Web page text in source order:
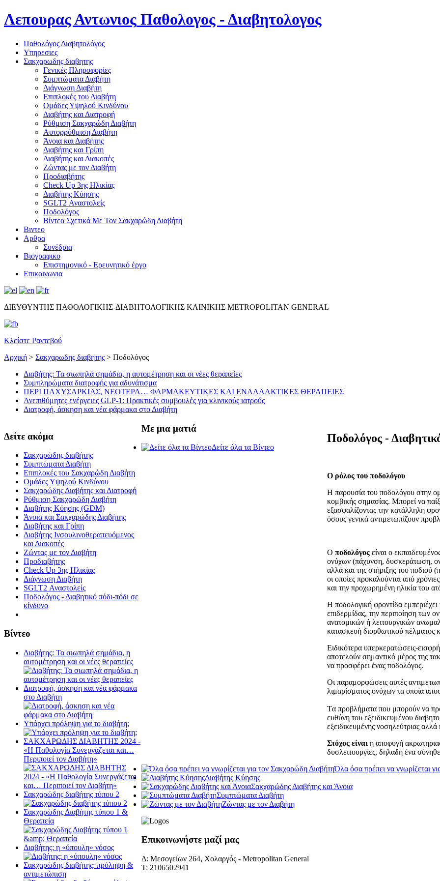
Λεπουρας Αντωνιος Παθολογος - Διαβητολογος
Παθολόγος Διαβητολόγος
Υπηρεσιες
Σακχαρωδης διαβητης
Γενικές Πληροφορίες
Συμπτώματα Διαβήτη
Διάγνωση Διαβήτη
Επιπλοκές του Διαβήτη
Oμάδες Υψηλού Κινδύνου
Διαβήτης και Διατροφή
Ρύθμιση Σακχαρώδη Διαβήτη
Αυτορρύθμιση Διαβήτη
Άνοια και Διαβήτης
Διαβήτης και Γρίπη
Διαβήτης και Διακοπές
Ζώντας με τον Διαβήτη
Προδιαβήτης
Check Up 3ης Ηλικίας
Διαβήτης Κύησης
SGLT2 Αναστολείς
Ποδολόγος
Βίντεο Σχετικά Με Τον Σακχαρώδη Διαβήτη
Βιντεο
Αρθρα
Συνέδρια
Βιογραφικο
Επιστημονικό - Ερευνητικό έργο
Επικοινωνια
ΔΙΕΥΘΥΝΤΗΣ ΠΑΘΟΛΟΓΙΚΗΣ-ΔΙΑΒΗΤΟΛΟΓΙΚΗΣ ΚΛΙΝΙΚΗΣ METROPOLITAN GENERAL
Κλείστε Ραντεβού
Αρχική > Σακχαρωδης διαβητης > Ποδολόγος
Διαβήτης: Τα σιωπηλά σημάδια, η αυτομέτρηση και οι νέες θεραπείες
Συμπληρώματα διατροφής για αδυνάτισμα
ΠΕΡΙ ΠΑΧΥΣΑΡΚΙΑΣ, ΝΕΟΤΕΡΑ… ΦΑΡΜΑΚΕΥΤΙΚΕΣ ΚΑΙ ΕΝΑΛΛΑΚΤΙΚΕΣ ΘΕΡΑΠΕΙΕΣ
Ανεπιθύμητες ενέργειες GLP-1: Πρακτικές συμβουλές για κλινικούς ιατρούς
Διατροφή, άσκηση και νέα φάρμακα στο Διαβήτη
Ποδολόγος -
O ρόλος του ποδολόγου
Η παρουσία του ποδολόγου στην
κομβικής σημασίας. Μπορεί να
εξασφαλίζοντας την κατάλληλη
όσους γενικά αντιμετωπίζουν
Ο ποδολόγος είναι ο
ονύχων (πάχυνση, δυσκεράτωση,
αλλά και της στήριξης του ποδιού
οι οποίες προκαλούνται από
και την προχωρημένη ηλικία του
Η ποδολογική φροντίδα
επιδερμίδας, την περιποίηση των
ανατομικών ή λειτουργικών
κατασκευή διορθωτικού πέλματος
Ειδικότερα υπερκερατώσεις-
αποτελούν σημαντικό μέρος της
να προσφέρει ένας ποδολόγος.
Οι παραμορφώσεις αυτές
λιμαρίσματος ονύχων τα οποία
Tα προβλήματα που μπορούν να
ευθύνη του εξειδικευμένου
εξειδικευμένης νοσηλεύτριας
Στόχος είναι η αποφυγή
δυσλειτουργίες, δηλαδή ένα
Δείτε ακόμα
Σακχαρώδης διαβήτης
Συμπτώματα Διαβήτη
Επιπλοκές του Σακχαρώδη Διαβήτη
Oμάδες Υψηλού Κινδύνου
Σακχαρώδης Διαβήτης και Διατροφή
Ρύθμιση Σακχαρώδη Διαβήτη
Διαβήτης Κύησης (GDM)
Άνοια και Σακχαρώδης Διαβήτης
Διαβήτης και Γρίπη
Διαβήτης Ινσουλινοθεραπευόμενος
και Διακοπές
Ζώντας με τον Διαβήτη
Προδιαβήτης
Check Up 3ης Ηλικίας
Διάγνωση Διαβήτη
SGLT2 Αναστολείς
Ποδολόγος - Διαβητικό πόδι-πόδι σε
κίνδυνο
Βίντεο
Διαβήτης: Τα σιωπηλά σημάδια, η
αυτομέτρηση και οι νέες θεραπείες
Διατροφή, άσκηση και νέα φάρμακα
στο Διαβήτη
Υπάρχει πρόληψη για το διαβήτη;
ΣΑΚΧΑΡΩΔΗΣ ΔΙΑΒΗΤΗΣ 2024 -
«Η Παθολογία Συνεργάζεται και…
Περιποιεί τον Διαβήτη»
Σακχαρώδης διαβήτης τύπου 2
Σακχαρώδης Διαβήτης τύπου 1 &
Θεραπεία
Διαβήτης: η «ύπουλη» νόσος
Σακχαρώδης διαβήτης: πρόληψη &
αντιμετώπιση
Με μια ματιά
Δείτε όλα τα Βίντεο
Όλα όσα πρέπει να γνωρίζεται
Διαβήτης Κύησης
Σακχαρώδης Διαβήτης και Άνοια
Συμπτώματα Διαβήτη
Ζώντας με τον Διαβήτη
Επικοινωνήστε μαζί μας
Δ: Μεσογείων 264, Χολαργός - Metropolitan General
Τ: 2106502941